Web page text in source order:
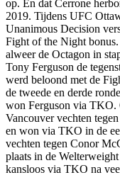
op. En dat Cerrone
2019. Tijdens UFC
Unanimous Decision
Fight of the Night
alweer de Octagon in
Tony Ferguson de
werd beloond met de
de tweede en derde
won Ferguson via TKO.
Vancouver vechten
en won via TKO in de
vechten tegen Conor
plaats in de
kansloos via TKO na